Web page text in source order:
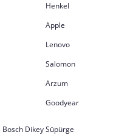
Henkel
Apple
Lenovo
Salomon
Arzum
Goodyear
Bosch Dikey Süpürge